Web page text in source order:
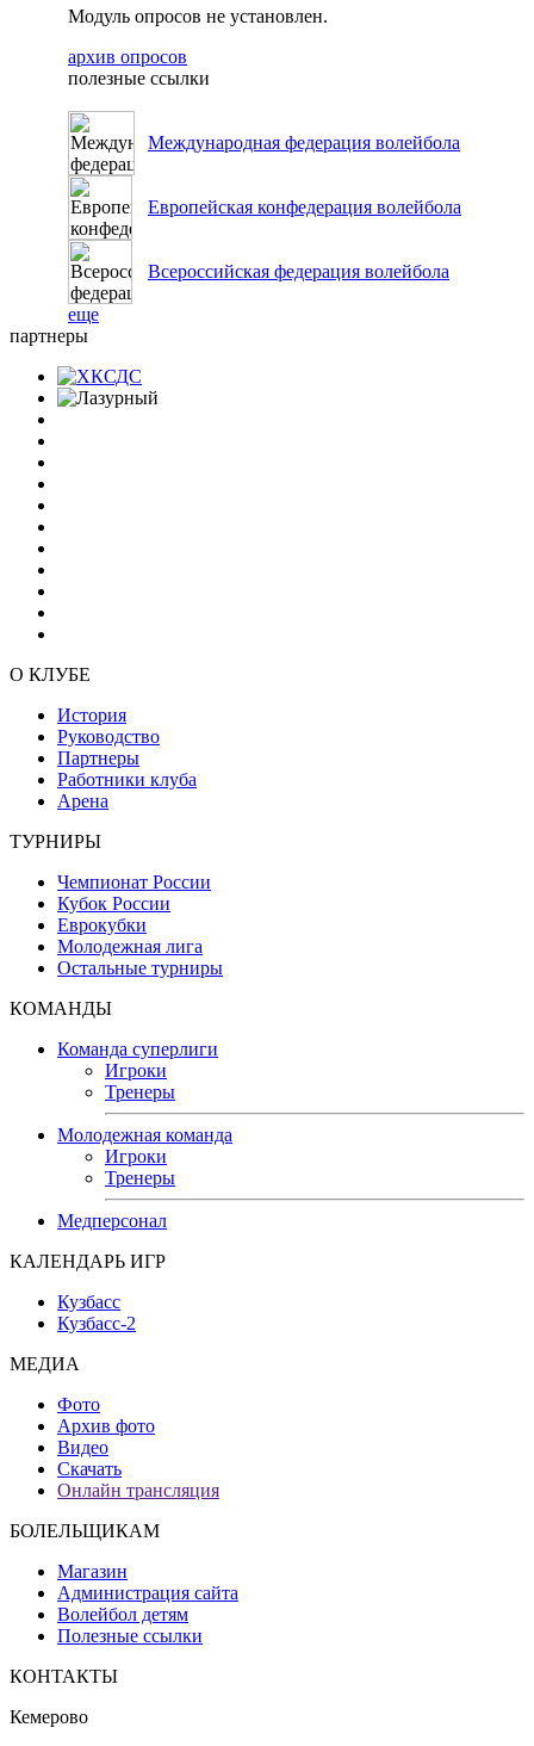
Модуль опросов не установлен.
архив опросов
полезные ссылки
Международная федерация волейбола
Европейская конфедерация волейбола
Всероссийская федерация волейбола
еще
партнеры
О КЛУБЕ
История
Руководство
Партнеры
Работники клуба
Арена
ТУРНИРЫ
Чемпионат России
Кубок России
Еврокубки
Молодежная лига
Остальные турниры
КОМАНДЫ
Команда суперлиги
Игроки
Тренеры
Молодежная команда
Игроки
Тренеры
Медперсонал
КАЛЕНДАРЬ ИГР
Кузбасс
Кузбасс-2
МЕДИА
Фото
Архив фото
Видео
Скачать
Онлайн трансляция
БОЛЕЛЬЩИКАМ
Магазин
Администрация сайта
Волейбол детям
Полезные ссылки
КОНТАКТЫ
Кемерово